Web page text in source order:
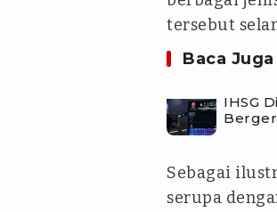
tersebut
Baca Juga
IHSG
Sebagai
serupa